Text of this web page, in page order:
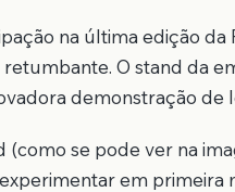
na última edição da
retumbante. O stand da
demonstração de
(como se pode ver na
em